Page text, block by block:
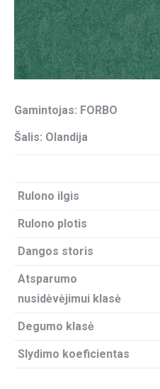
Gamintojas: FORBO
Šalis: Olandija
Rulono ilgis
Rulono plotis
Dangos storis
Atsparumo
nusidėvėjimui klasė
Degumo klasė
Slydimo koeficientas